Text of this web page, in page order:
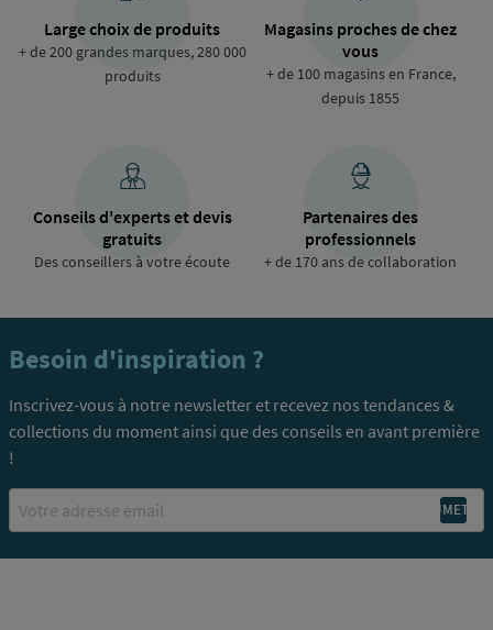
Large choix de produits
+ de 200 grandes marques, 280 000
produits
Magasins proches de chez
vous
+ de 100 magasins en France,
depuis 1855
Conseils d'experts et devis
gratuits
Des conseillers à votre écoute
Partenaires des
professionnels
+ de 170 ans de collaboration
Besoin d'inspiration ?
Inscrivez-vous à notre newsletter et recevez nos tendances &
collections du moment ainsi que des conseils en avant première
!
Email